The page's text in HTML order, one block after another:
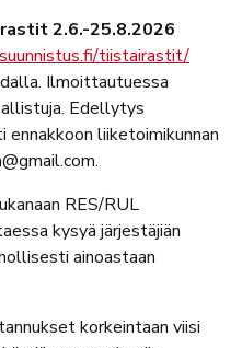
2.6.-25.8.2026
tiistairastit/
Ilmoittautuessa
Edellytys
liiketoimikunnan
RES/RUL
kysyä järjestäjiän
ainoastaan
korkeintaan viisi